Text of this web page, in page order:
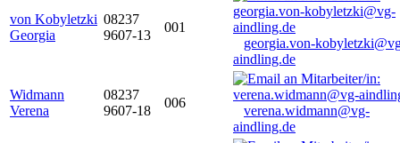
von Kobyletzki
Georgia
08237
9607-13
001
georgia.von-
aindling.de
Widmann
Verena
08237
9607-18
006
verena.widmann@vg-
aindling.de